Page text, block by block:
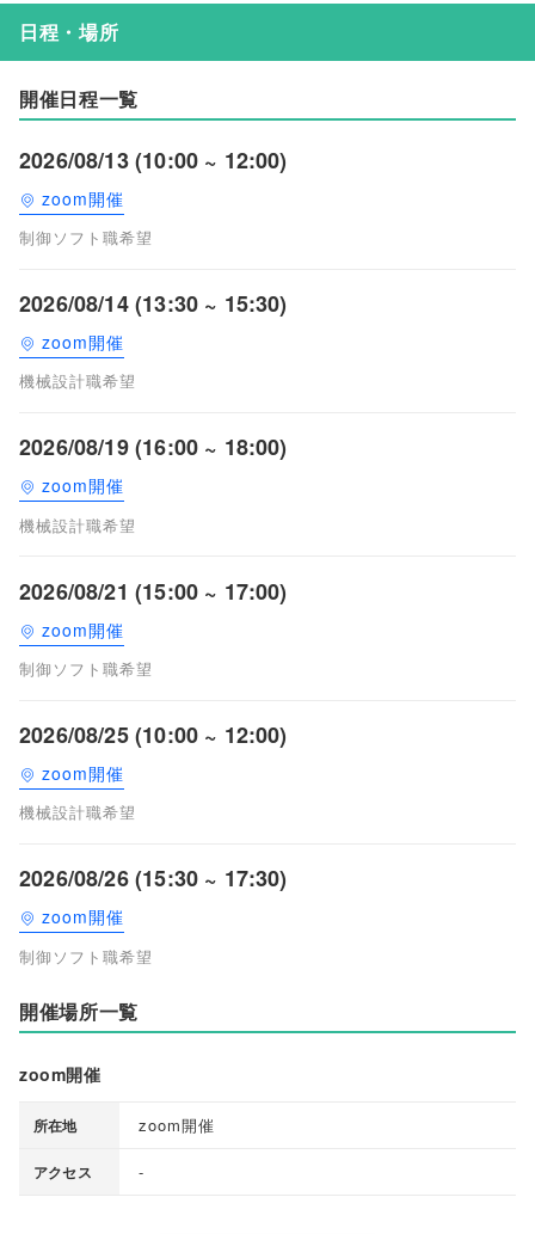
日程・場所
開催日程一覧
2026/08/13 (10:00 ~ 12:00)
zoom開催
制御ソフト職希望
2026/08/14 (13:30 ~ 15:30)
zoom開催
機械設計職希望
2026/08/19 (16:00 ~ 18:00)
zoom開催
機械設計職希望
2026/08/21 (15:00 ~ 17:00)
zoom開催
制御ソフト職希望
2026/08/25 (10:00 ~ 12:00)
zoom開催
機械設計職希望
2026/08/26 (15:30 ~ 17:30)
zoom開催
制御ソフト職希望
開催場所一覧
zoom開催
所在地 zoom開催
アクセス -